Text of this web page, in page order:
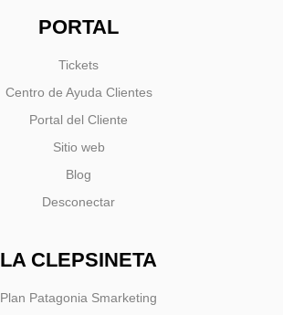
PORTAL
Tickets
Centro de Ayuda Clientes
Portal del Cliente
Sitio web
Blog
Desconectar
LA CLEPSINETA
Plan Patagonia Smarketing